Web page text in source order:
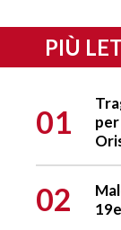
PIÙ
01
02